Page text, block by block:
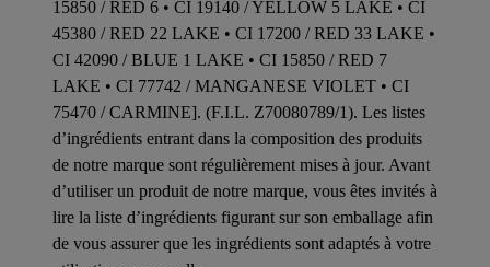
15850 / RED 6 • CI 19140 / YELLOW 5 LAKE • CI
45380 / RED 22 LAKE • CI 17200 / RED 33 LAKE •
CI 42090 / BLUE 1 LAKE • CI 15850 / RED 7
LAKE • CI 77742 / MANGANESE VIOLET • CI
75470 / CARMINE]. (F.I.L. Z70080789/1). Les listes
d’ingrédients entrant dans la composition des produits
de notre marque sont régulièrement mises à jour. Avant
d’utiliser un produit de notre marque, vous êtes invités à
lire la liste d’ingrédients figurant sur son emballage afin
de vous assurer que les ingrédients sont adaptés à votre